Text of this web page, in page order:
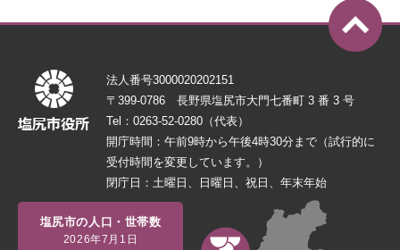
法人番号3000020202151
〒399-0786 長野県塩尻市大門七番町 3 番 3 号
Tel：0263-52-0280（代表）
開庁時間：午前9時から午後4時30分まで（試行的に
受付時間を変更しています。）
閉庁日：土曜日、日曜日、祝日、年末年始
塩尻市の人口・世帯数
2026年7月1日